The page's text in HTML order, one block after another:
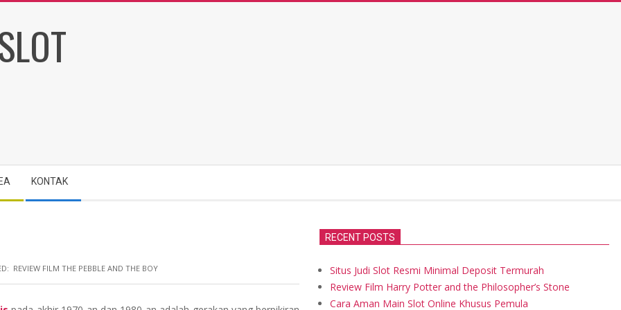
KONTAK
REVIEW FILM THE PEBBLE AND THE BOY
RECENT POSTS
Situs Judi Slot Resmi Minimal Deposit Termurah
Review Film Harry Potter and the Philosopher’s Stone
Cara Aman Main Slot Online Khusus Pemula